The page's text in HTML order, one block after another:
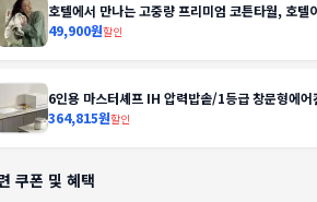
호텔에서 만나는 고중량 프리미엄 코튼타월, 호
49,900원할인
6인용 마스터셰프 IH 압력밥솥/1등급 창문형에
364,815원할인
쿠폰 및 혜택